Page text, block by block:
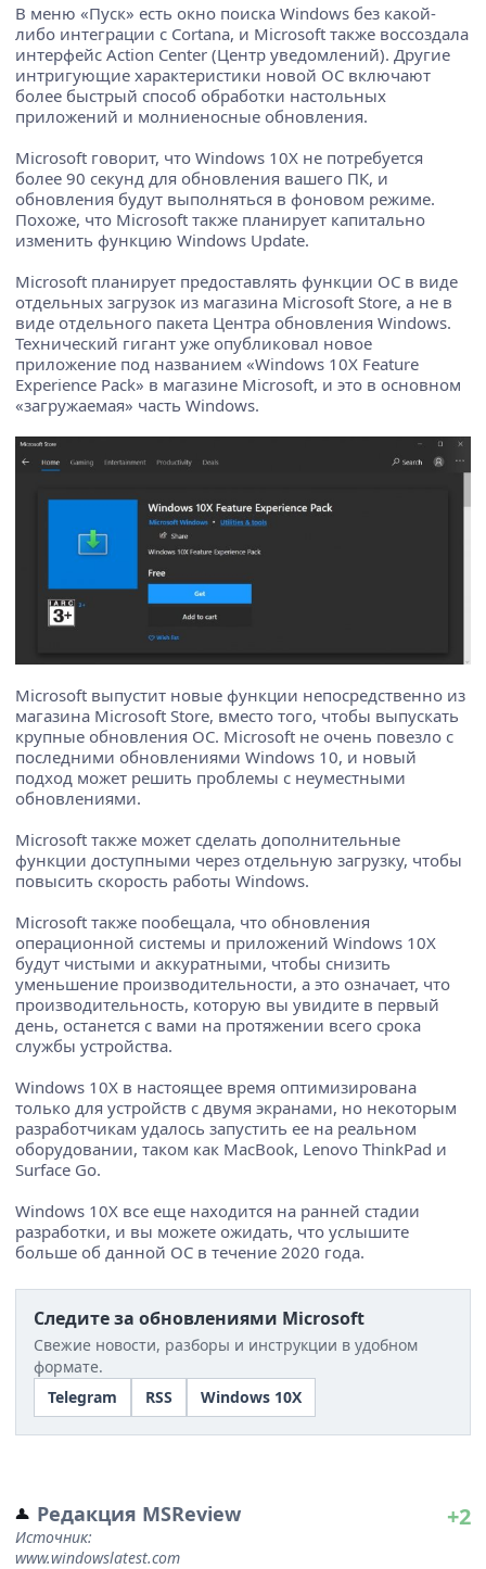
В меню «Пуск» есть окно поиска Windows без какой-
либо интеграции с Cortana, и Microsoft также воссоздала
интерфейс Action Center (Центр уведомлений). Другие
интригующие характеристики новой ОС включают
более быстрый способ обработки настольных
приложений и молниеносные обновления.
Microsoft говорит, что Windows 10X не потребуется
более 90 секунд для обновления вашего ПК, и
обновления будут выполняться в фоновом режиме.
Похоже, что Microsoft также планирует капитально
изменить функцию Windows Update.
Microsoft планирует предоставлять функции ОС в виде
отдельных загрузок из магазина Microsoft Store, а не в
виде отдельного пакета Центра обновления Windows.
Технический гигант уже опубликовал новое
приложение под названием «Windows 10X Feature
Experience Pack» в магазине Microsoft, и это в основном
«загружаемая» часть Windows.
Microsoft выпустит новые функции непосредственно из
магазина Microsoft Store, вместо того, чтобы выпускать
крупные обновления ОС. Microsoft не очень повезло с
последними обновлениями Windows 10, и новый
подход может решить проблемы с неуместными
обновлениями.
Microsoft также может сделать дополнительные
функции доступными через отдельную загрузку, чтобы
повысить скорость работы Windows.
Microsoft также пообещала, что обновления
операционной системы и приложений Windows 10X
будут чистыми и аккуратными, чтобы снизить
уменьшение производительности, а это означает, что
производительность, которую вы увидите в первый
день, останется с вами на протяжении всего срока
службы устройства.
Windows 10X в настоящее время оптимизирована
только для устройств с двумя экранами, но некоторым
разработчикам удалось запустить ее на реальном
оборудовании, таком как MacBook, Lenovo ThinkPad и
Surface Go.
Windows 10X все еще находится на ранней стадии
разработки, и вы можете ожидать, что услышите
больше об данной ОС в течение 2020 года.
Следите за обновлениями Microsoft
Свежие новости, разборы и инструкции в удобном
формате.
Telegram
RSS Windows 10X
Редакция MSReview
Источник:
www.windowslatest.com
+2